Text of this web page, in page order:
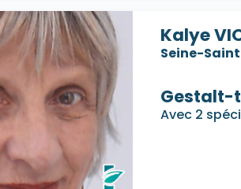
Kalye
Seine-
Gestalt-
Avec 2